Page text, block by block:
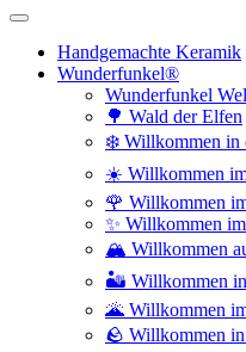
Handgemachte Keramik
Wunderfunkel®
Wunderfunkel
🌳 Wald der Elfen
❄️ Willkommen in
☀️ Willkommen
🌹 Willkommen
✨ Willkommen
🏔️ Willkommen
🏜️ Willkommen in
🌋 Willkommen
🪨 Willkommen